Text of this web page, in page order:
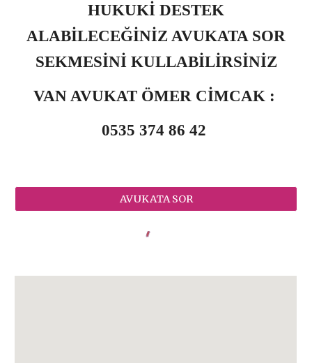
HUKUKİ DESTEK
ALABİLECEĞİNİZ AVUKATA SOR
SEKMESİNİ KULLABİLİRSİNİZ
VAN AVUKAT ÖMER CİMCAK :
0535 374 86 42
AVUKATA SOR